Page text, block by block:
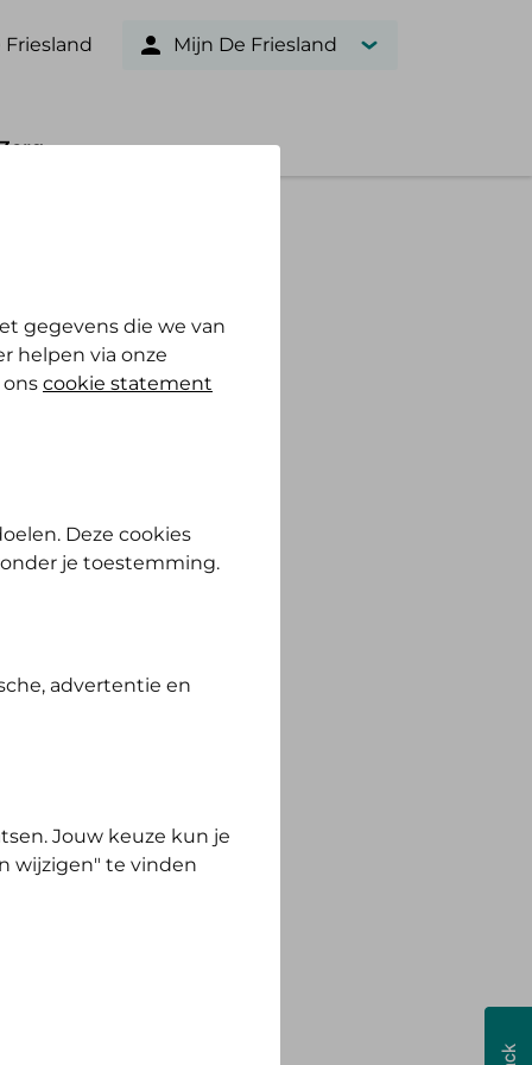
Friesland Mijn De Friesland
gegevens die we van
helpen via onze
ons cookie statement
Deze cookies
je toestemming.
advertentie en
Jouw keuze kun je
wijzigen" te vinden